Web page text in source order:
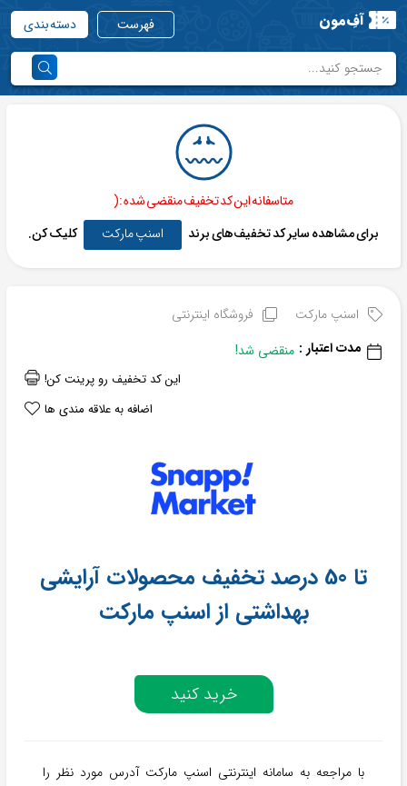
آفِ‌مون فهرست دسته بندی
متاسفانه این کد تخفیف منقضی شده :(
برای مشاهده سایر کد تخفیف‌های برند
اسنپ مارکت کلیک کن.
اسنپ مارکت
فروشگاه اینترنتی
مدت اعتبار : منقضی شد!
این کد تخفیف رو پرینت کن!
اضافه به علاقه مندی ها
تا 50 درصد تخفیف محصولات آرایشی
بهداشتی از اسنپ مارکت
خرید کنید
با مراجعه به سامانه اینترنتی اسنپ مارکت آدرس مورد نظر را